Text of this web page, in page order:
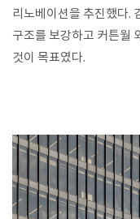
리노베이션을 추진했다.
구조를 보강하고 커튼월
것이 목표였다.